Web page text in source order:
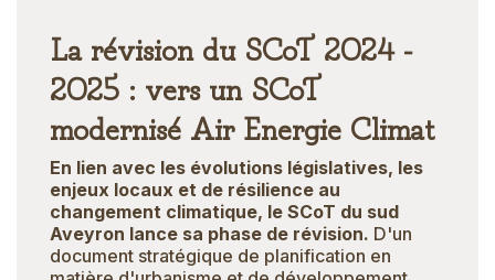
La révision du SCoT 2024 -
2025 : vers un SCoT
modernisé Air Energie Climat
En lien avec les évolutions législatives, les
enjeux locaux et de résilience au
changement climatique, le SCoT du sud
Aveyron lance sa phase de révision. D'un
document stratégique de planification en